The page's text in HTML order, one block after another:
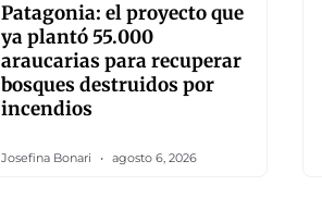
Patagonia: el proyecto que
ya plantó 55.000
araucarias para recuperar
bosques destruidos por
incendios
Josefina Bonari agosto 6, 2026